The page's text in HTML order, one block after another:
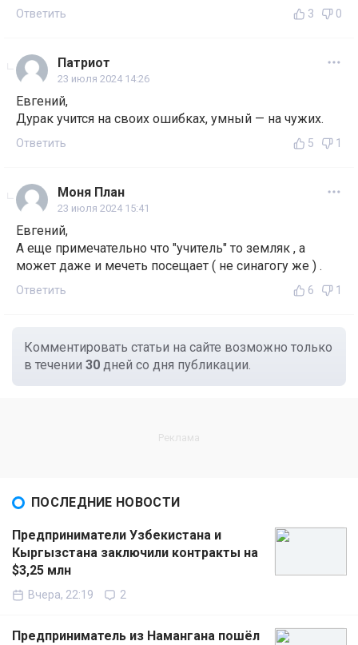
Ответить 3 0
Патриот
23 июля 2024 14:26
Евгений,
Дypaк учится на своих ошибках, умный — на чужих.
Ответить 5 1
Моня План
23 июля 2024 15:41
Евгений,
А еще примечательно что "учитель" то земляк , а
может даже и мечеть посещает ( не синагогу же ) .
Ответить 6 1
Комментировать статьи на сайте возможно только
в течении 30 дней со дня публикации.
ПОСЛЕДНИЕ НОВОСТИ
Предприниматели Узбекистана и
Кыргызстана заключили контракты на
$3,25 млн
Вчера, 22:19 2
Предприниматель из Намангана пошёл